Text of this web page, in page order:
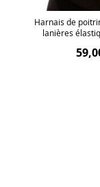
Harnais de
lanières